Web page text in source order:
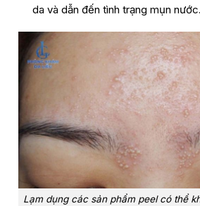
da và dẫn đến tình trạng mụn nước.
Lạm dụng các sản phẩm peel có thể